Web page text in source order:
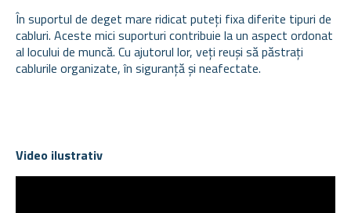
În suportul de deget mare ridicat puteți fixa diferite tipuri de
cabluri. Aceste mici suporturi contribuie la un aspect ordonat
al locului de muncă. Cu ajutorul lor, veți reuși să păstrați
cablurile organizate, în siguranță și neafectate.
Video ilustrativ